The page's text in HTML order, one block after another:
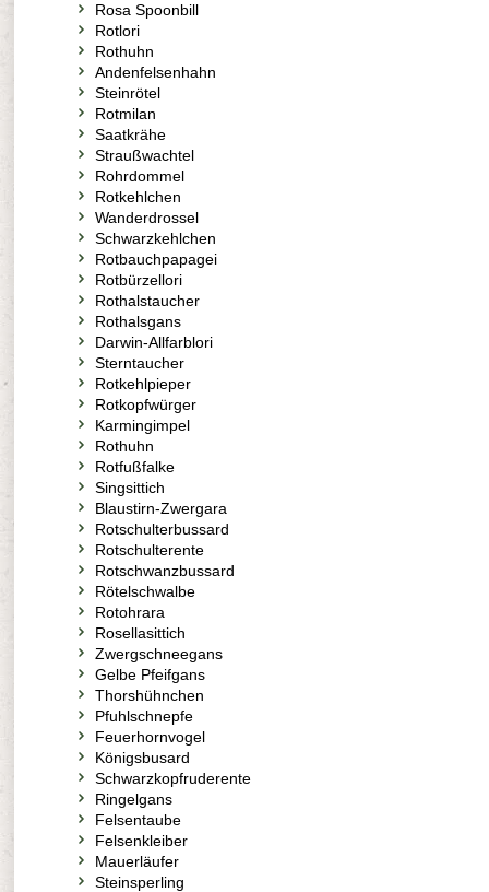
Rosa Spoonbill
Rotlori
Rothuhn
Andenfelsenhahn
Steinrötel
Rotmilan
Saatkrähe
Straußwachtel
Rohrdommel
Rotkehlchen
Wanderdrossel
Schwarzkehlchen
Rotbauchpapagei
Rotbürzellori
Rothalstaucher
Rothalsgans
Darwin-Allfarblori
Sterntaucher
Rotkehlpieper
Rotkopfwürger
Karmingimpel
Rothuhn
Rotfußfalke
Singsittich
Blaustirn-Zwergara
Rotschulterbussard
Rotschulterente
Rotschwanzbussard
Rötelschwalbe
Rotohrara
Rosellasittich
Zwergschneegans
Gelbe Pfeifgans
Thorshühnchen
Pfuhlschnepfe
Feuerhornvogel
Königsbusard
Schwarzkopfruderente
Ringelgans
Felsentaube
Felsenkleiber
Mauerläufer
Steinsperling